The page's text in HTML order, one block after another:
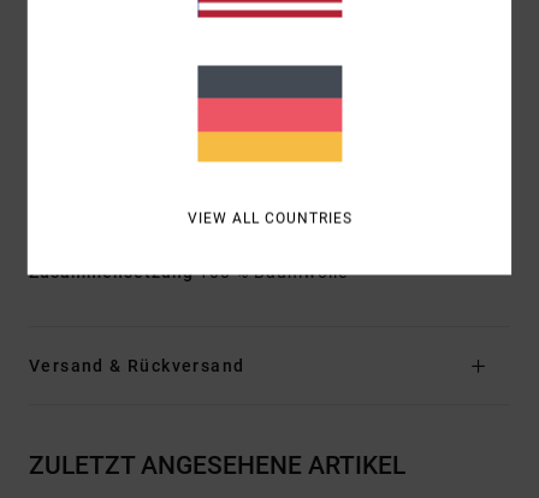
Leistentaschen innen
Polyester-Füllung an den Ärmeln
RVCA-Metallnietenknöpfe
RVCA-Label auf der Patte der Tasche links
Andere Features: Passende Bündchen mit
Verstellbare Lasche an der Taille
Zusammensetzung100 % Baumwolle
Versand & Rückversand
ZULETZT ANGESEHENE ARTIKEL
VIEW ALL COUNTRIES